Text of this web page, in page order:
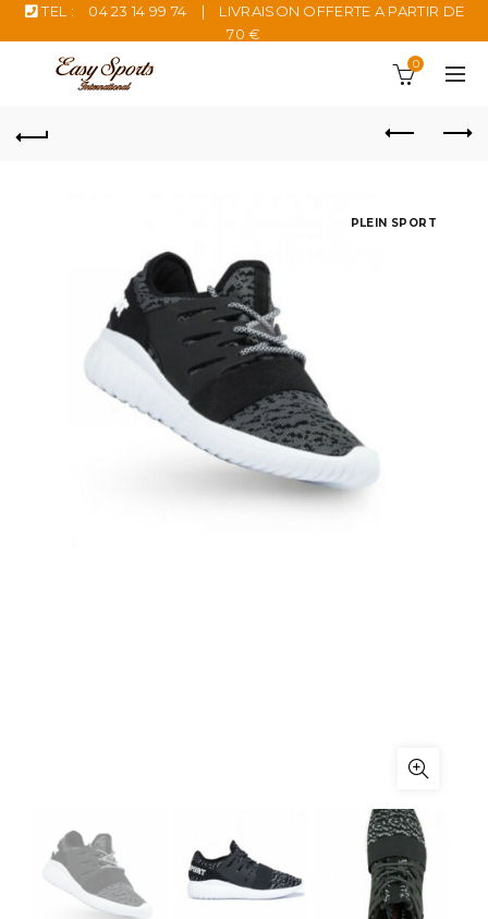
TEL : 04 23 14 99 74 |
LIVRAISON OFFERTE A PARTIR DE
70 €
0
PLEIN SPORT